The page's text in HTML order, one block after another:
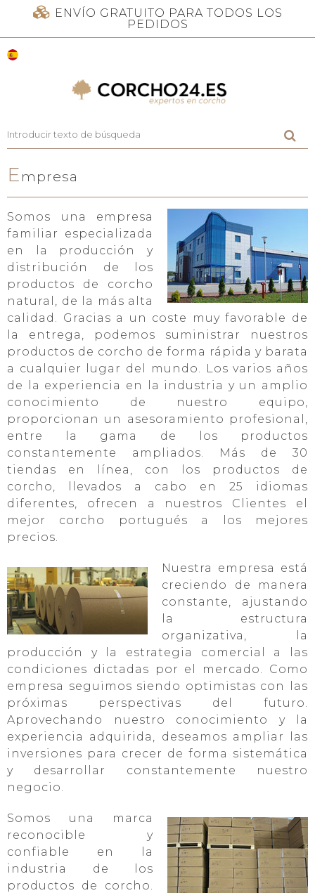
ENVÍO GRATUITO PARA TODOS LOS
PEDIDOS
E mpresa
Somos una empresa
familiar especializada
en la producción y
distribución de los
productos de corcho
natural, de la más alta
calidad. Gracias a un coste muy favorable de
la entrega, podemos suministrar nuestros
productos de corcho de forma rápida y barata
a cualquier lugar del mundo. Los varios años
de la experiencia en la industria y un amplio
conocimiento de nuestro equipo,
proporcionan un asesoramiento profesional,
entre la gama de los productos
constantemente ampliados. Más de 30
tiendas en línea, con los productos de
corcho, llevados a cabo en 25 idiomas
diferentes, ofrecen a nuestros Clientes el
mejor corcho portugués a los mejores
precios.
Nuestra empresa está
creciendo de manera
constante, ajustando
la estructura
organizativa, la
producción y la estrategia comercial a las
condiciones dictadas por el mercado. Como
empresa seguimos siendo optimistas con las
próximas perspectivas del futuro.
Aprovechando nuestro conocimiento y la
experiencia adquirida, deseamos ampliar las
inversiones para crecer de forma sistemática
y desarrollar constantemente nuestro
negocio.
Somos una marca
reconocible y
confiable en la
industria de los
productos de corcho.